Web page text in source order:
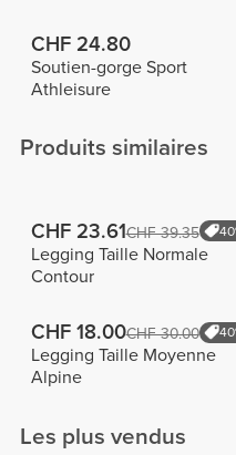
CHF 24.80
Soutien-gorge Sport
Athleisure
Produits similaires
CHF 23.61CHF 39.35
Legging Taille Normale
Contour
CHF 18.00CHF 30.00
Legging Taille Moyenne
Alpine
Les plus vendus